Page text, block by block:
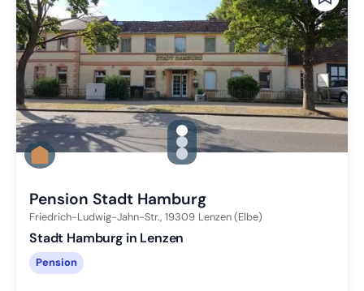
gallery.slide_selector
Zu Slide 1 wechseln
Zu Slide 2 wechseln
Zu Slide 3 wechseln
Pension Stadt Hamburg
Friedrich-Ludwig-Jahn-Str., 19309 Lenzen (Elbe)
Stadt Hamburg in Lenzen
Pension